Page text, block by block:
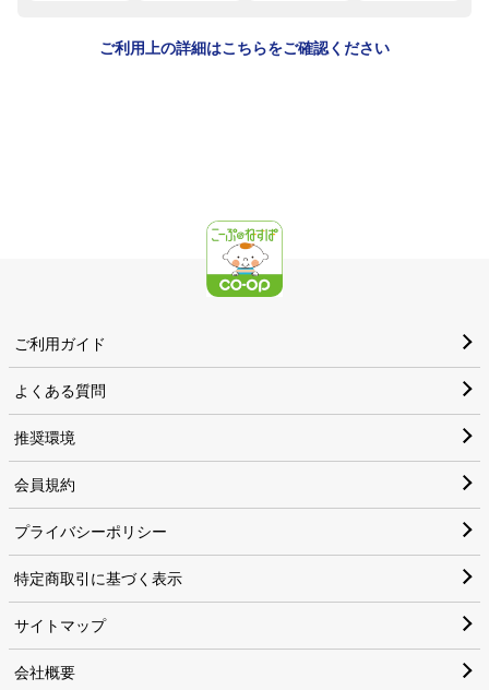
ご利用上の詳細はこちらをご確認ください
ご利用ガイド
よくある質問
推奨環境
会員規約
プライバシーポリシー
特定商取引に基づく表示
サイトマップ
会社概要